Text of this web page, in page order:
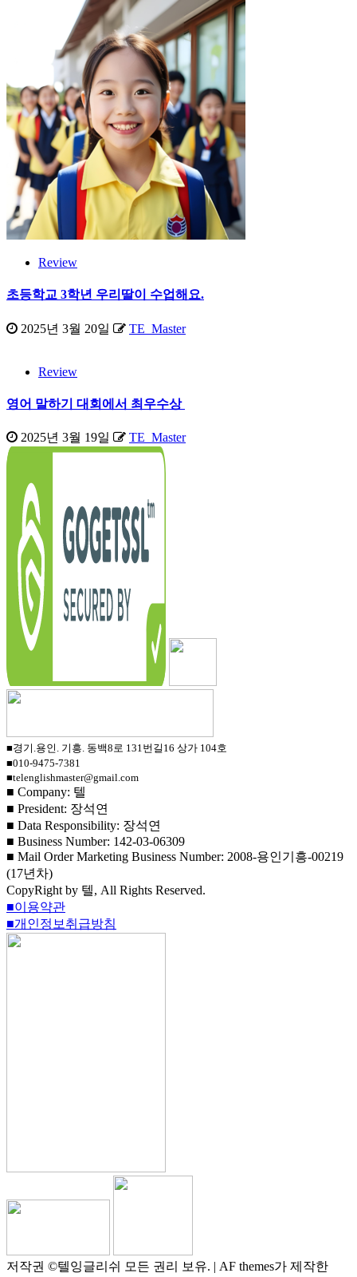
Review
초등학교 3학년 우리딸이 수업해요.
2025년 3월 20일 TE_Master
Review
영어 말하기 대회에서 최우수상
2025년 3월 19일 TE_Master
■경기.용인. 기흥. 동백8로 131번길16 상가 104호
■010-9475-7381
■telenglishmaster@gmail.com
■ Company: 텔
■ President: 장석연
■ Data Responsibility: 장석연
■ Business Number: 142-03-06309
■ Mail Order Marketing Business Number: 2008-용인기흥-00219
(17년차)
CopyRight by 텔, All Rights Reserved.
■이용약관
■개인정보취급방침
저작권 ©텔잉글리쉬 모든 권리 보유. | AF themes가 제작한